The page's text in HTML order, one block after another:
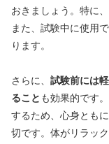
おきましょう。特に
また、試験中に使用
ります。
さらに、 試験前には
ること も効果的です
するため、心身とも
切です。体がリラッ